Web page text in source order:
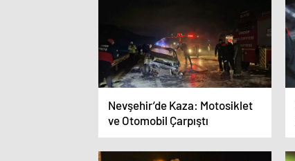
Nevşehir’de Kaza: Motosiklet
ve Otomobil Çarpıştı